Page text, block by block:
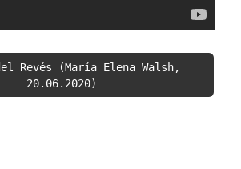
Revés (María Elena Walsh,
20.06.2020)